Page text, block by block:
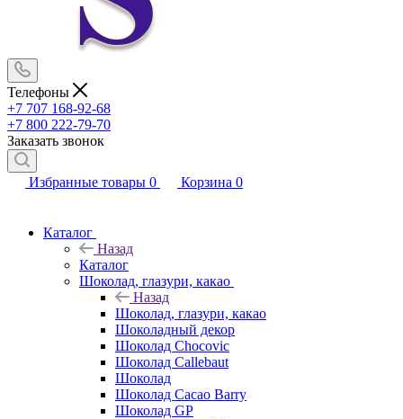
Телефоны
+7 707 168-92-68
+7 800 222-79-70
Заказать звонок
Избранные товары 0 Корзина 0
Каталог
Назад
Каталог
Шоколад, глазури, какао
Назад
Шоколад, глазури, какао
Шоколадный декор
Шоколад Chocovic
Шоколад Callebaut
Шоколад
Шоколад Cacao Barry
Шоколад GP